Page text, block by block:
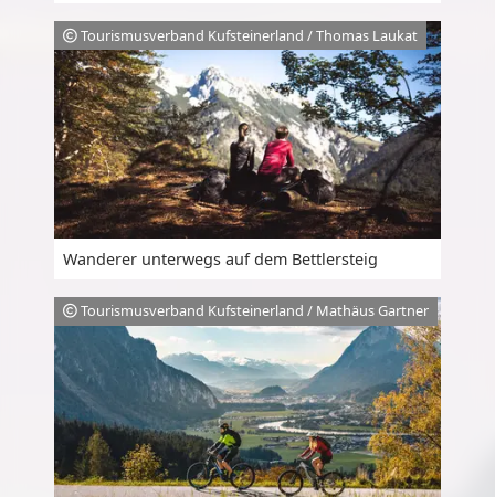
Tourismusverband Kufsteinerland / Thomas Laukat
Wanderer unterwegs auf dem Bettlersteig
Tourismusverband Kufsteinerland / Mathäus Gartner